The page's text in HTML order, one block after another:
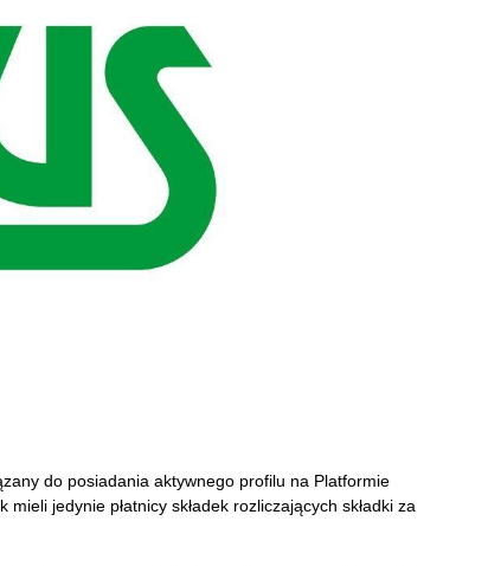
do posiadania aktywnego profilu na Platformie
jedynie płatnicy składek rozliczających składki za